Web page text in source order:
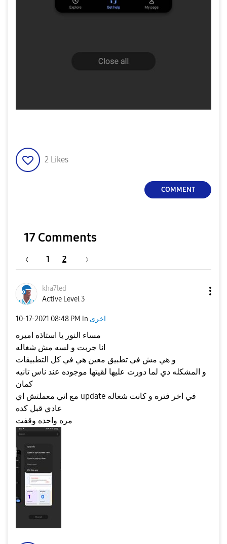
2 Likes
COMMENT
17 Comments
1 2
kha7led
Active Level 3
‎10-17-2021 08:48 PM in اخرى
مساء النور يا استاذه اميره
انا جربت و لسه مش شغاله
و هي مش في تطبيق معين هي في كل التطبيقات
و المشكله دي لما دورت عليها لقيتها موجوده عند ناس تانيه
كمان
مع اني معملتش اي update في اخر فتره و كانت شغاله
عادي قبل كده
مره واحده وقفت